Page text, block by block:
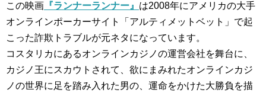
この映画 『ランナーランナー』 は2008年にアメリカの大手
オンラインポーカーサイト「アルティメットベット」で起
こった詐欺トラブルが元ネタになっています。
コスタリカにあるオンラインカジノの運営会社を舞台に、
カジノ王にスカウトされて、欲にまみれたオンラインカジ
ノの世界に足を踏み入れた男の、運命をかけた大勝負を描